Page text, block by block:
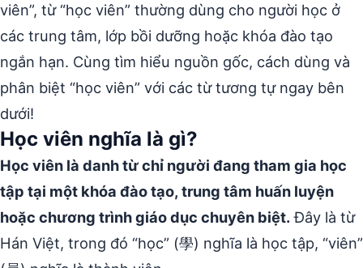
viên”, từ “học viên” thường dùng cho người học ở
các trung tâm, lớp bồi dưỡng hoặc khóa đào tạo
ngắn hạn. Cùng tìm hiểu nguồn gốc, cách dùng và
phân biệt “học viên” với các từ tương tự ngay bên
dưới!
Học viên nghĩa là gì?
Học viên là danh từ chỉ người đang tham gia học
tập tại một khóa đào tạo, trung tâm huấn luyện
hoặc chương trình giáo dục chuyên biệt.Đây là từ
Hán Việt, trong đó “học” (學) nghĩa là học tập, “viên”